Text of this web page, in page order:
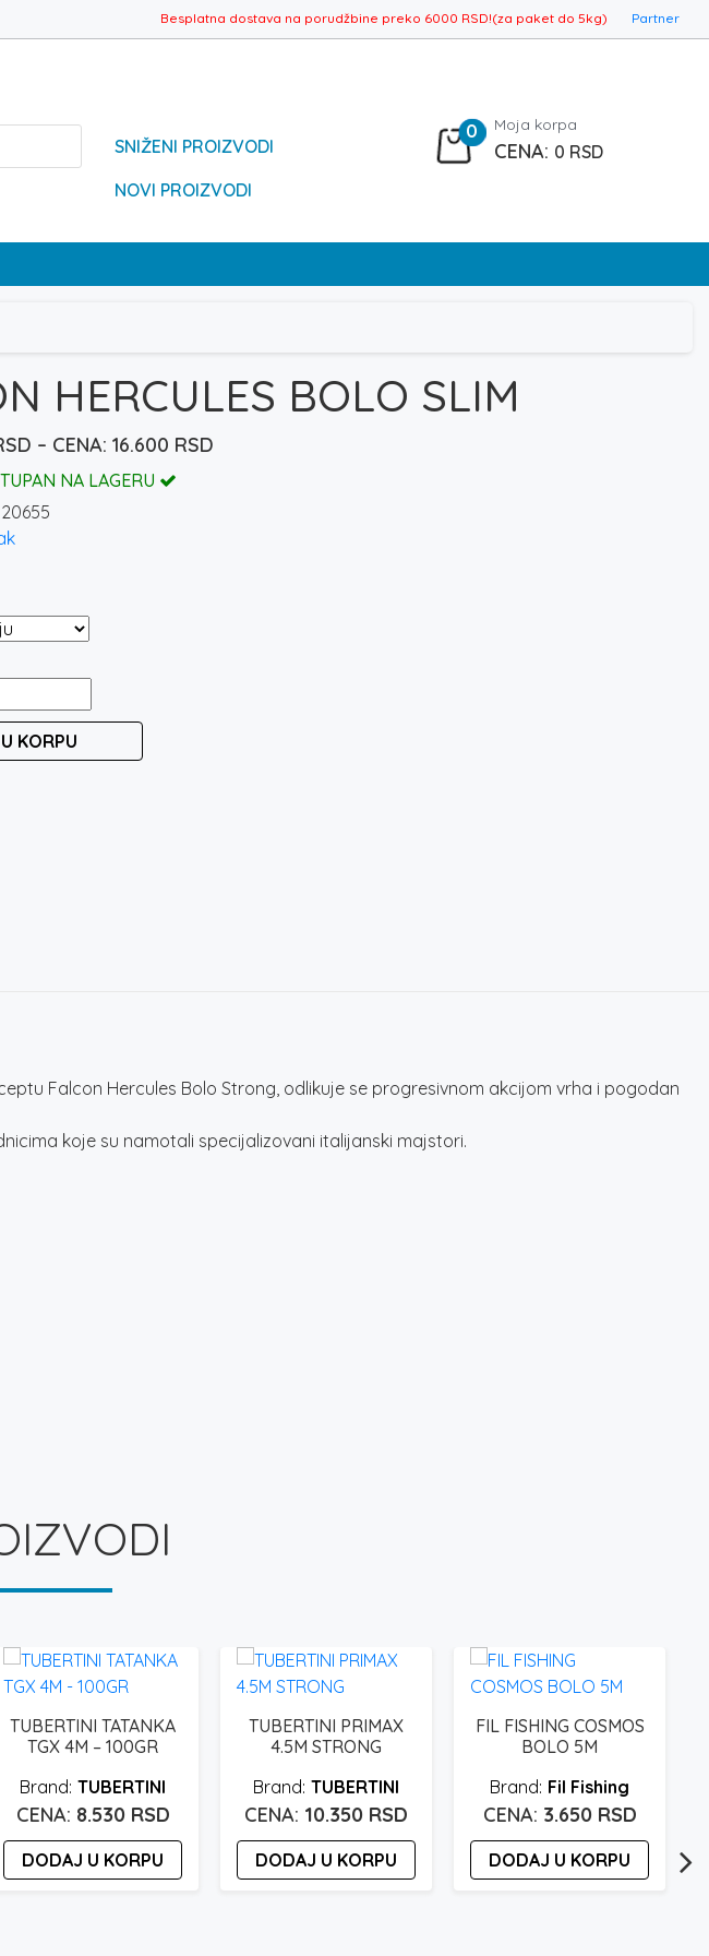
Besplatna dostava na porudžbine preko 6000 RSD!(za paket do 5kg) Partner
SNIŽENI PROIZVODI
NOVI PROIZVODI
0 Moja korpa
0 RSD
HERCULES BOLO SLIM
– 16.600 RSD
NA LAGERU
20655
KORPU
Falcon Hercules Bolo Strong, odlikuje se progresivnom akcijom vrha i pogodan
koje su namotali specijalizovani italijanski majstori.
TUBERTINI TATANKA
TGX 4M – 100GR
TUBERTINI
8.530 RSD
DODAJ U KORPU
TUBERTINI PRIMAX
4.5M STRONG
TUBERTINI
10.350 RSD
DODAJ U KORPU
FIL FISHING COSMOS
BOLO 5M
Fil Fishing
3.650 RSD
DODAJ U KORPU